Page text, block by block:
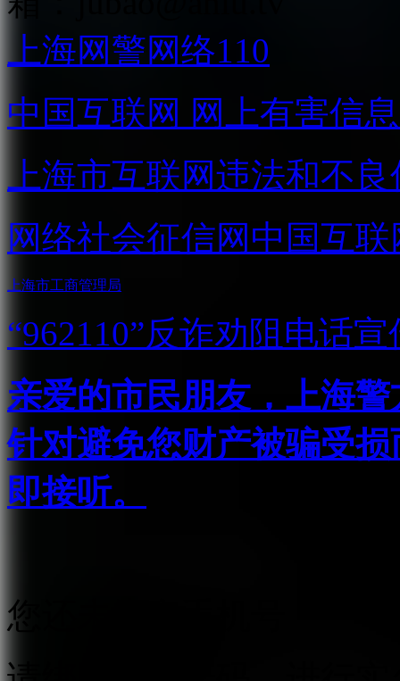
上海网警网络110
中国互联网 网上有害信
上海市互联网违法和不
网络社会征信网 中国互
上海市工商管理局
“962110”反诈劝阻电话宣
亲爱的市民朋友，上海
针对避免您财产被骗受
即接听。
您还未绑定手机号